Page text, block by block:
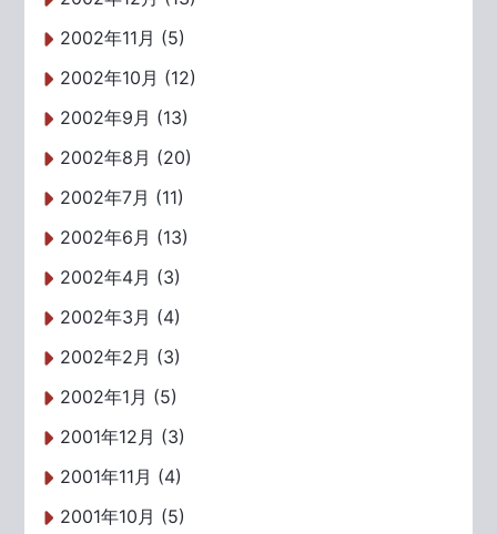
2002年11月 (5)
2002年10月 (12)
2002年9月 (13)
2002年8月 (20)
2002年7月 (11)
2002年6月 (13)
2002年4月 (3)
2002年3月 (4)
2002年2月 (3)
2002年1月 (5)
2001年12月 (3)
2001年11月 (4)
2001年10月 (5)